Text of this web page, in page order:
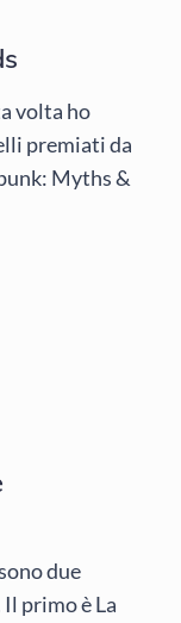
volta ho
premiati da
Myths &
due
primo è La